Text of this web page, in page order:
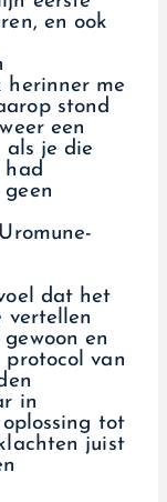
en ook
herinner me
stond
een
je die
had
dat het
vertellen
en
van
in
tot
juist